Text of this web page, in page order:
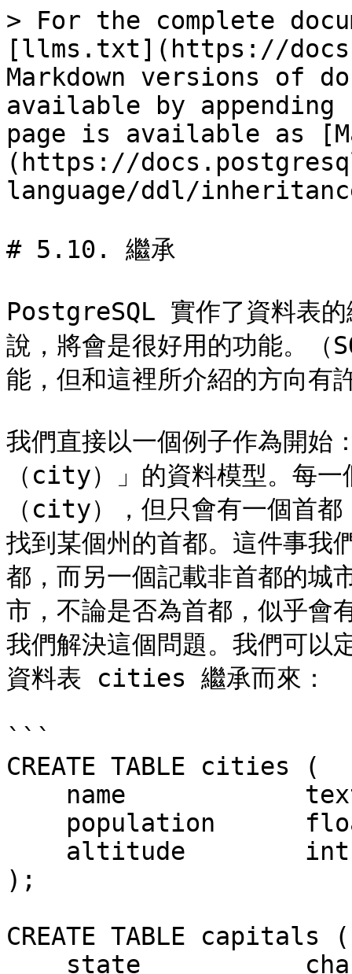
> For the complete
[llms.txt](https://
Markdown versions of
available by
page is available as
(https://
language/ddl/
# 5.10. 繼承
PostgreSQL 實作了資料表的
說，將會是很好用的功能。
能，但和這裡所介紹的方向有
我們直接以一個例子作為開始
（city）」的資料模型。每
（city），但只會有一個首
找到某個州的首都。這件事我
都，而另一個記載非首都的城
市，不論是否為首都，似乎會
我們解決這個問題。我們可
資料表 cities 繼承而來：
```
CREATE TABLE cities (
);
CREATE TABLE capitals (